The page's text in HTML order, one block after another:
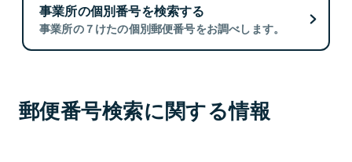
事業所の個別番号を検索する
事業所の７けたの個別郵便番号をお調べします。
郵便番号検索に関する情報